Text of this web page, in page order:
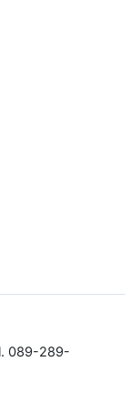
089-289-